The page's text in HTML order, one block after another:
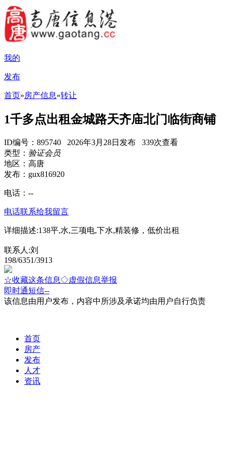
我的
发布
首页»房产信息»转让
1千多点出租金城路天齐庙北门临街商铺
ID编号：895740 2026年3月28日发布 339次查看
类型： 验证会员
地区：高唐
发布：gux816920
电话： --
电话联系给我留言
详细描述:138平,水,三项电,下水,精装修，低价出租
联系人:刘
198/6351/3913
☆收藏这条信息◇虚假信息举报
即时通短信--
该信息由用户发布，内容中所涉及承诺均由用户自行负责
首页
房产
发布
人才
资讯